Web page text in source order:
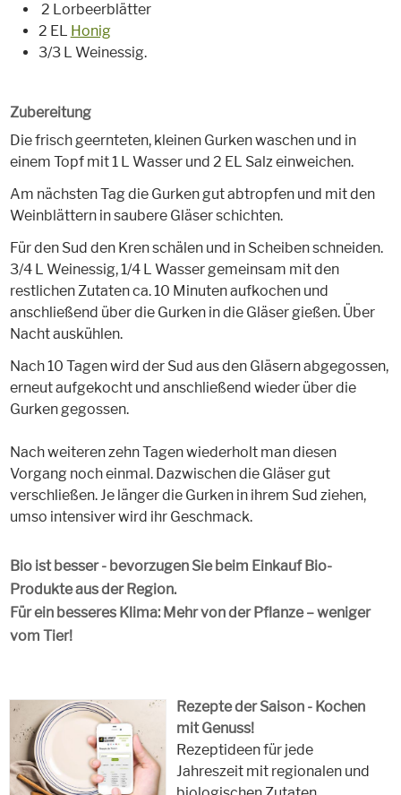
2 Lorbeerblätter
2 EL Honig
3/3 L Weinessig.
Zubereitung
Die frisch geernteten, kleinen Gurken waschen und in
einem Topf mit 1 L Wasser und 2 EL Salz einweichen.
Am nächsten Tag die Gurken gut abtropfen und mit den
Weinblättern in saubere Gläser schichten.
Für den Sud den Kren schälen und in Scheiben schneiden.
3/4 L Weinessig, 1/4 L Wasser gemeinsam mit den
restlichen Zutaten ca. 10 Minuten aufkochen und
anschließend über die Gurken in die Gläser gießen. Über
Nacht auskühlen.
Nach 10 Tagen wird der Sud aus den Gläsern abgegossen,
erneut aufgekocht und anschließend wieder über die
Gurken gegossen.
Nach weiteren zehn Tagen wiederholt man diesen
Vorgang noch einmal. Dazwischen die Gläser gut
verschließen. Je länger die Gurken in ihrem Sud ziehen,
umso intensiver wird ihr Geschmack.
Bio ist besser - bevorzugen Sie beim Einkauf Bio-
Produkte aus der Region.
Für ein besseres Klima: Mehr von der Pflanze – weniger
vom Tier!
Rezepte der Saison - Kochen
mit Genuss!
Rezeptideen für jede
Jahreszeit mit regionalen und